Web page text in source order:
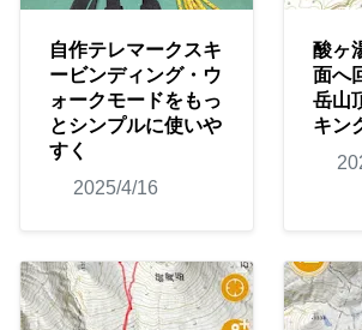
自作テレマークスキ
ービンディング・ウ
ォークモードをもっ
とシンプルに使いや
すく
2025/4/16
酸ヶ
面へ
岳山
キン